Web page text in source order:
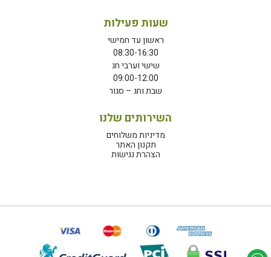
שעות פעילות
ראשון עד חמישי
08:30-16:30
שישי וערבי חג
09:00-12:00
שבת וחג – סגור
השירותים שלנו
מדיניות משלוחים
תקנון האתר
הצהרת נגישות